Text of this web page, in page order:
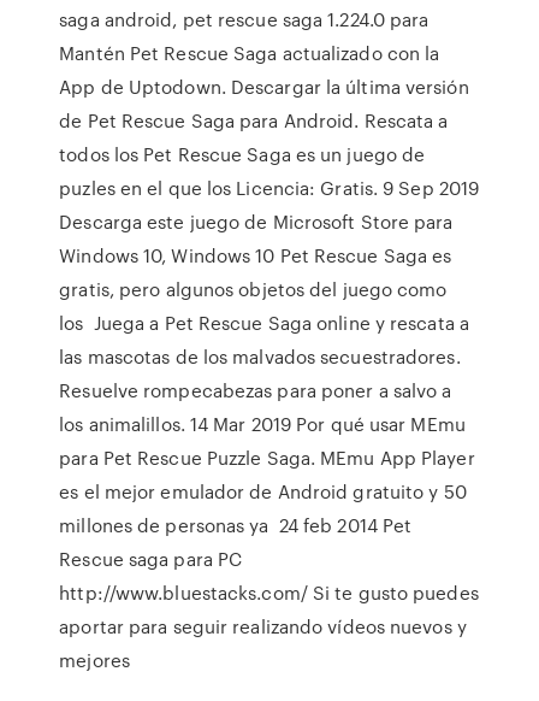
saga android, pet rescue saga 1.224.0 para
Mantén Pet Rescue Saga actualizado con la
App de Uptodown. Descargar la última versión
de Pet Rescue Saga para Android. Rescata a
todos los Pet Rescue Saga es un juego de
puzles en el que los Licencia: Gratis. 9 Sep 2019
Descarga este juego de Microsoft Store para
Windows 10, Windows 10 Pet Rescue Saga es
gratis, pero algunos objetos del juego como
los Juega a Pet Rescue Saga online y rescata a
las mascotas de los malvados secuestradores.
Resuelve rompecabezas para poner a salvo a
los animalillos. 14 Mar 2019 Por qué usar MEmu
para Pet Rescue Puzzle Saga. MEmu App Player
es el mejor emulador de Android gratuito y 50
millones de personas ya 24 feb 2014 Pet
Rescue saga para PC
http://www.bluestacks.com/ Si te gusto puedes
aportar para seguir realizando vídeos nuevos y
mejores